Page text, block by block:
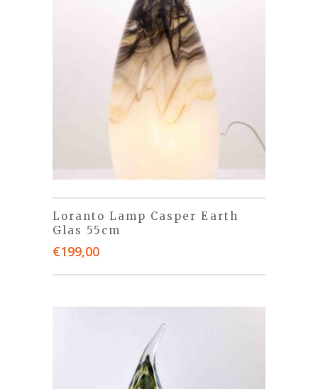
Loranto Lamp Casper Earth
Glas 55cm
€199,00